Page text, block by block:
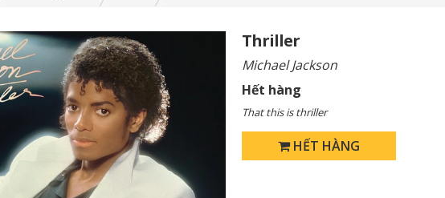
Thriller
Michael Jackson
Hết hàng
That this is thriller
HẾT HÀNG